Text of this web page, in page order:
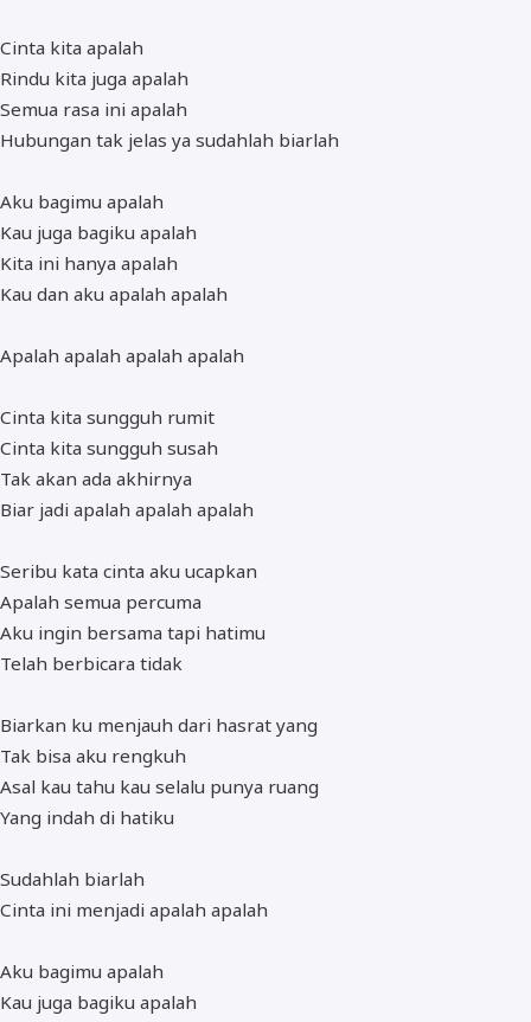
Cinta kita apalah
Rindu kita juga apalah
Semua rasa ini apalah
Hubungan tak jelas ya sudahlah biarlah
Aku bagimu apalah
Kau juga bagiku apalah
Kita ini hanya apalah
Kau dan aku apalah apalah
Apalah apalah apalah apalah
Cinta kita sungguh rumit
Cinta kita sungguh susah
Tak akan ada akhirnya
Biar jadi apalah apalah apalah
Seribu kata cinta aku ucapkan
Apalah semua percuma
Aku ingin bersama tapi hatimu
Telah berbicara tidak
Biarkan ku menjauh dari hasrat yang
Tak bisa aku rengkuh
Asal kau tahu kau selalu punya ruang
Yang indah di hatiku
Sudahlah biarlah
Cinta ini menjadi apalah apalah
Aku bagimu apalah
Kau juga bagiku apalah